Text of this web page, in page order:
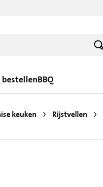
BBQ
keuken Rijstvellen